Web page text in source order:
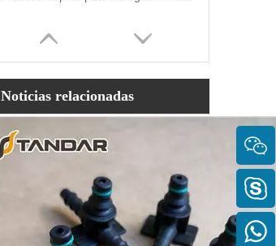
Noticias relacionadas